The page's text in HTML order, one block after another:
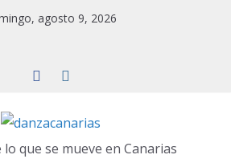
agosto 9, 2026
lo que se mueve en Canarias